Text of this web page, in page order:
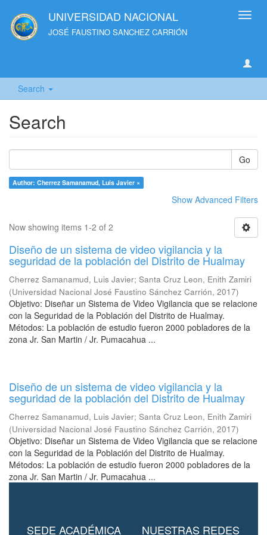
UNIVERSIDAD NACIONAL
JOSÉ FAUSTINO SANCHEZ CARRIÓN
Search
Search
Go
Author: Cherrez Samanamud, Luis Javier ×
Show Advanced Filters
Now showing items 1-2 of 2
Diseño de un sistema de video vigilancia y la
seguridad de la población del Distrito de Hualmay
Cherrez Samanamud, Luis Javier; Santa Cruz Leon, Enith Zamiri
(Universidad Nacional José Faustino Sánchez Carrión, 2017)
Objetivo: Diseñar un Sistema de Video Vigilancia que se relacione
con la Seguridad de la Población del Distrito de Hualmay.
Métodos: La población de estudio fueron 2000 pobladores de la
zona Jr. San Martin / Jr. Pumacahua ...
Diseño de un sistema de video vigilancia y la
seguridad de la población del Distrito de Hualmay
Cherrez Samanamud, Luis Javier; Santa Cruz Leon, Enith Zamiri
(Universidad Nacional José Faustino Sánchez Carrión, 2017)
Objetivo: Diseñar un Sistema de Video Vigilancia que se relacione
con la Seguridad de la Población del Distrito de Hualmay.
Métodos: La población de estudio fueron 2000 pobladores de la
zona Jr. San Martin / Jr. Pumacahua ...
SEDE ACADÉMICA NUESTRAS REDES